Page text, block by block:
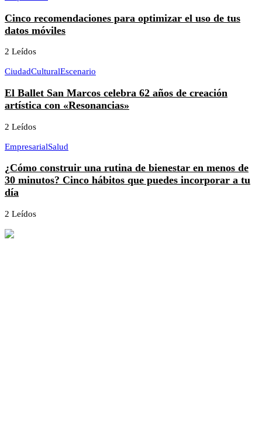
Cinco recomendaciones para optimizar el uso de tus
datos móviles
2 Leídos
CiudadCulturalEscenario
El Ballet San Marcos celebra 62 años de creación
artística con «Resonancias»
2 Leídos
EmpresarialSalud
¿Cómo construir una rutina de bienestar en menos de
30 minutos? Cinco hábitos que puedes incorporar a tu
día
2 Leídos